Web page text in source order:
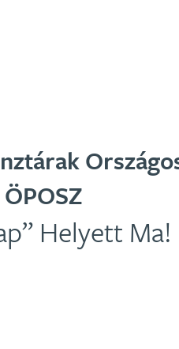
Helyett Ma!